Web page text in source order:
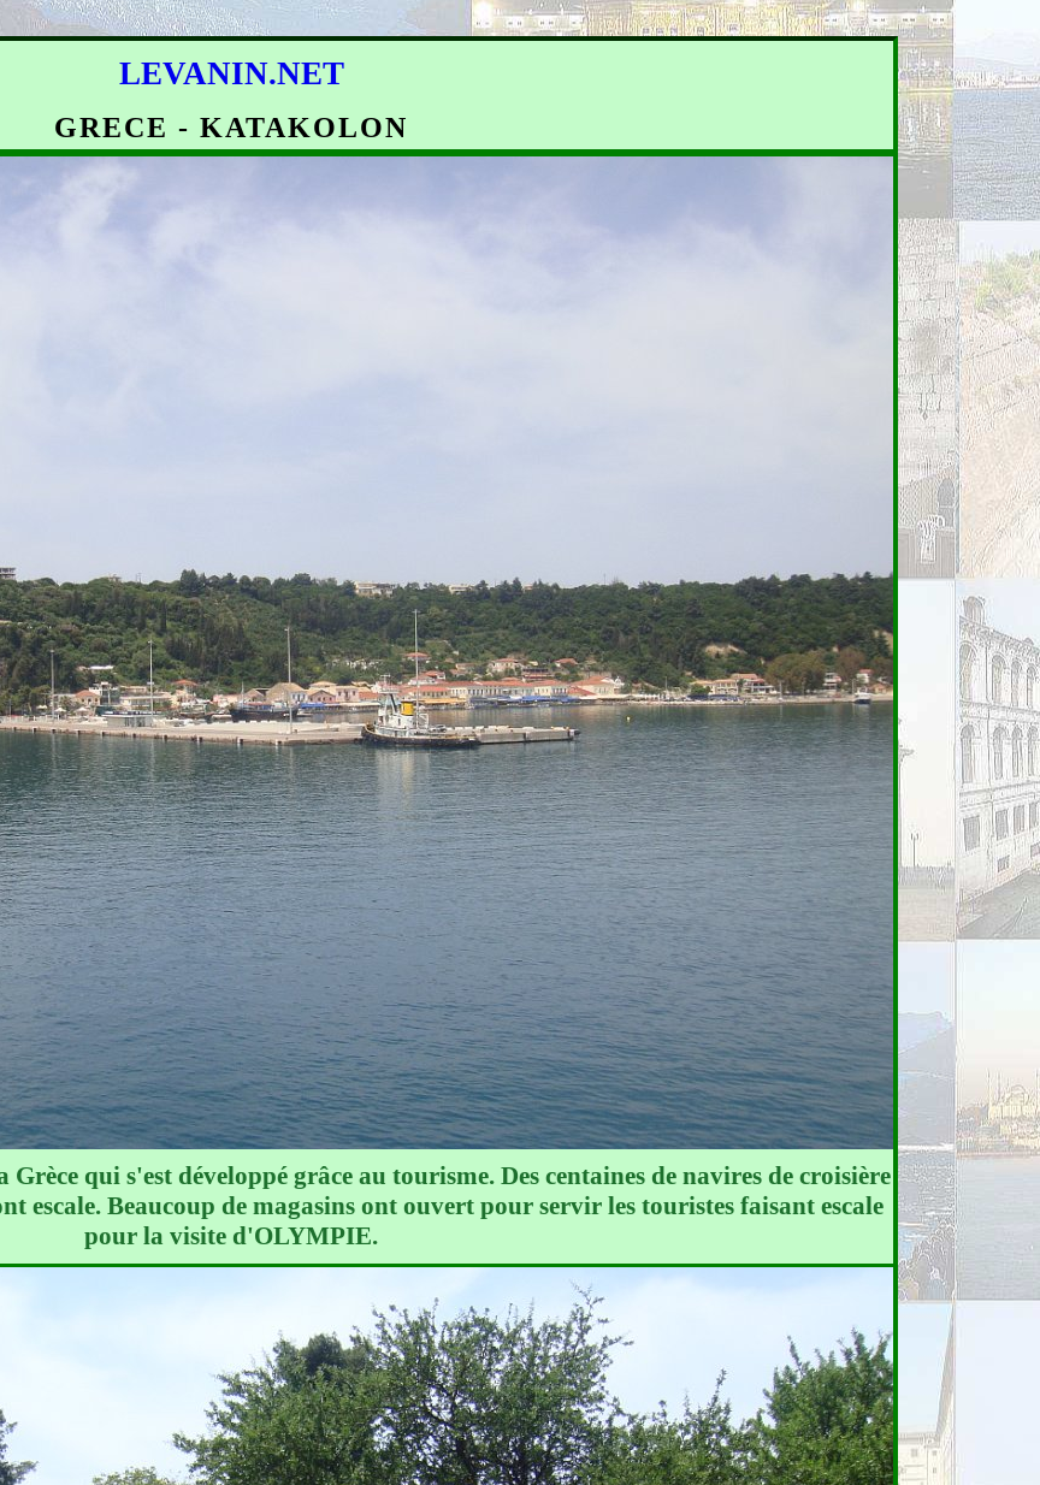
LEVANIN.NET
GRECE - KATAKOLON
qui s'est développé grâce au tourisme. Des centaines de navires de croisière
escale. Beaucoup de magasins ont ouvert pour servir les touristes faisant escale
pour la visite d'OLYMPIE.